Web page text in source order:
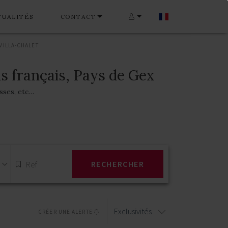
CONTACT
CHALET
français, Pays de Gex
etc…
RECHERCHER
CRÉER UNE ALERTE
Exclusivités